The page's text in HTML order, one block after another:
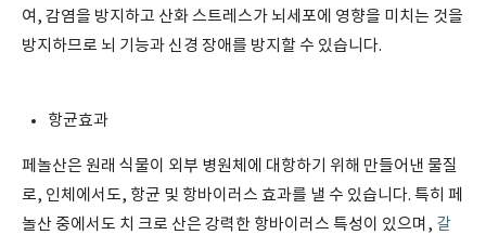
여, 감염을 방지하고 산화 스트레스가 뇌세포에 영향을 미치는 것을
방지하므로 뇌 기능과 신경 장애를 방지할 수 있습니다.
항균효과
페놀산은 원래 식물이 외부 병원체에 대항하기 위해 만들어낸 물질
로, 인체에서도, 항균 및 항바이러스 효과를 낼 수 있습니다. 특히 페
놀산 중에서도 치 크로 산은 강력한 항바이러스 특성이 있으며, 갈